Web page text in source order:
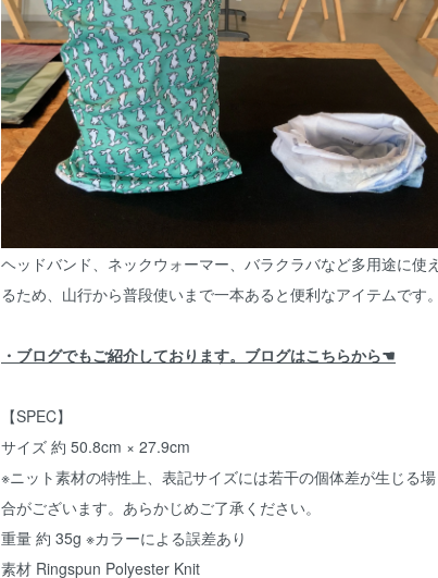
ヘッドバンド、ネックウォーマー、バラクラバなど多用途に使え
るため、山行から普段使いまで一本あると便利なアイテムです。
・ブログでもご紹介しております。ブログはこちらから☚
【SPEC】
サイズ 約 50.8cm × 27.9cm
※ニット素材の特性上、表記サイズには若干の個体差が生じる場
合がございます。あらかじめご了承ください。
重量 約 35g ※カラーによる誤差あり
素材 Ringspun Polyester Knit